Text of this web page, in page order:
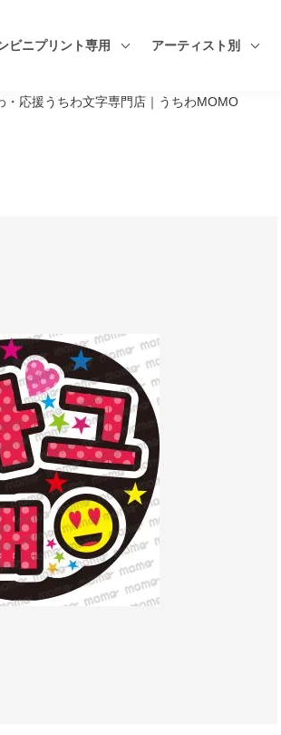
・応援うちわ文字専門店｜うちわMOMO
ビニプリント専用 アーティスト別